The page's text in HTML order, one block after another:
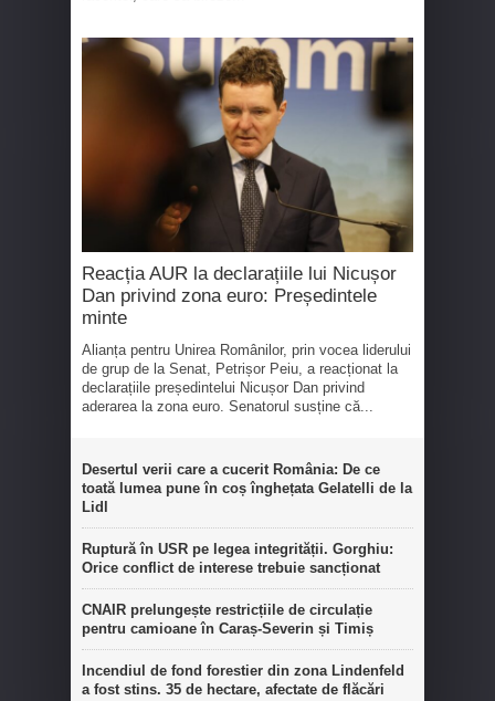
Reacția AUR la declarațiile lui Nicușor
Dan privind zona euro: Președintele
minte
Alianța pentru Unirea Românilor, prin vocea liderului
de grup de la Senat, Petrișor Peiu, a reacționat la
declarațiile președintelui Nicușor Dan privind
aderarea la zona euro. Senatorul susține că...
Desertul verii care a cucerit România: De ce
toată lumea pune în coș înghețata Gelatelli de la
Lidl
Ruptură în USR pe legea integrității. Gorghiu:
Orice conflict de interese trebuie sancționat
CNAIR prelungește restricțiile de circulație
pentru camioane în Caraș-Severin și Timiș
Incendiul de fond forestier din zona Lindenfeld
a fost stins. 35 de hectare, afectate de flăcări